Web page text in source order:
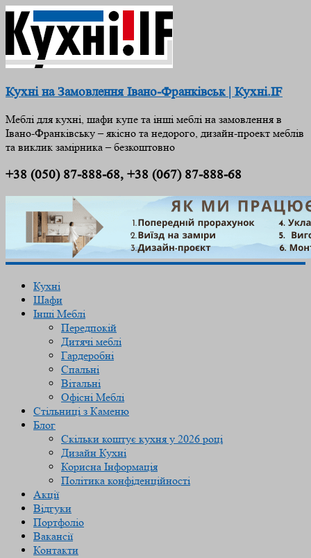
Кухні на Замовлення Івано-Франківськ | Кухні.IF
Меблі для кухні, шафи купе та інші меблі на замовлення в
Івано-Франківську – якісно та недорого, дизайн-проект меблів
та виклик замірника – безкоштовно
+38 (050) 87-888-68, +38 (067) 87-888-68
Кухні
Шафи
Інші Меблі
Передпокій
Дитячі меблі
Гардеробні
Спальні
Вітальні
Офісні Меблі
Стільниці з Каменю
Блог
Скільки коштує кухня у 2026 році
Дизайн Кухні
Корисна Інформація
Політика конфіденційності
Акції
Відгуки
Портфоліо
Вакансії
Контакти